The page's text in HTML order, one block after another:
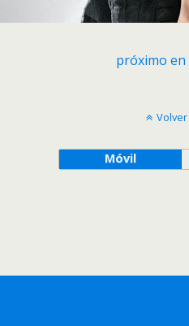
próximo en
Móvil